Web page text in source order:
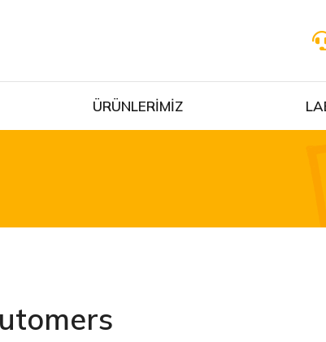
ÜRÜNLERİMİZ